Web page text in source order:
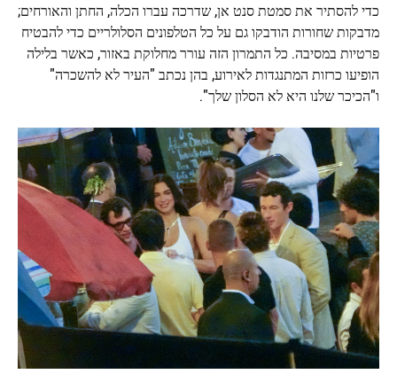
כדי להסתיר את סמטת סנט אן, שדרכה עברו הכלה, החתן והאורחים;
מדבקות שחורות הודבקו גם על כל הטלפונים הסלולריים כדי להבטיח
פרטיות במסיבה. כל התמרון הזה עורר מחלוקת באזור, כאשר בלילה
הופיעו כרזות המתנגדות לאירוע, בהן נכתב "העיר לא להשכרה"
ו"הכיכר שלנו היא לא הסלון שלך".